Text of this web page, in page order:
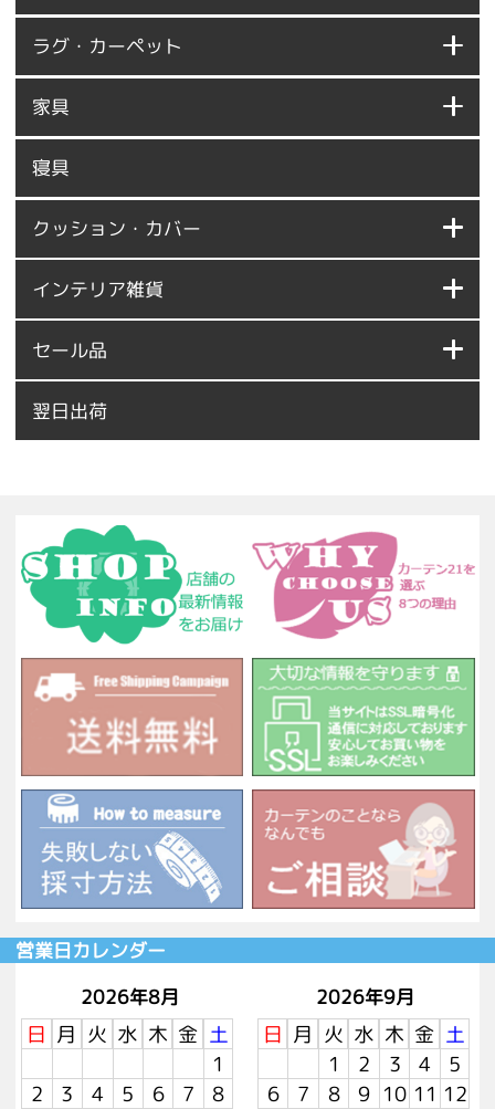
ラグ・カーペット
家具
寝具
クッション・カバー
インテリア雑貨
セール品
翌日出荷
営業日カレンダー
2026年8月
日 月 火 水 木 金 土
1
2
3 4 5 6 7
8
2026年9月
日 月 火 水 木 金 土
1
2 3 4
5
6
7 8 9 10 11 12